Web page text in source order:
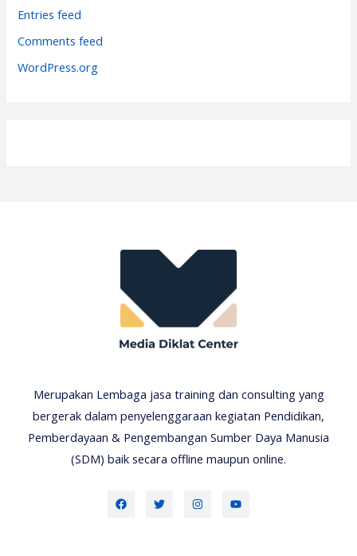
iEntries feed
Comments feed
WordPress.org
Merupakan Lembaga jasa training dan consulting yang
bergerak dalam penyelenggaraan kegiatan Pendidikan,
Pemberdayaan & Pengembangan Sumber Daya Manusia
(SDM) baik secara offline maupun online.